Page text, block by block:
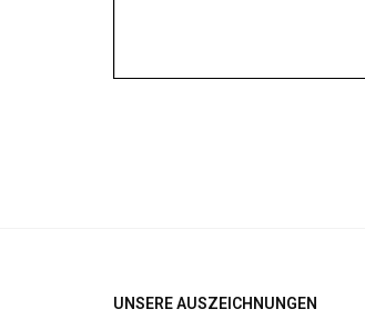
UNSERE AUSZEICHNUNGEN